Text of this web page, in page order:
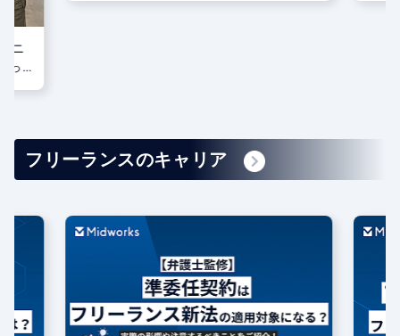
ニ
っ
フリーランスのキャリア